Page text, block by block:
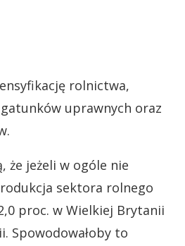
rolnictwa,
uprawnych oraz
że jeżeli w ogóle nie
sektora rolnego
proc. w Wielkiej Brytanii
Spowodowałoby to